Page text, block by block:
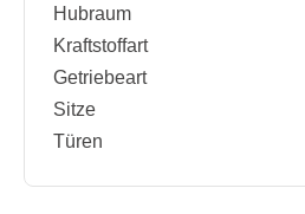
Hubraum
Kraftstoffart
Getriebeart
Sitze
Türen